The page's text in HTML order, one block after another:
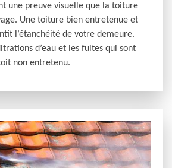
une preuve visuelle que la toiture
Une toiture bien entretenue et
l’étanchéité de votre demeure.
d’eau et les fuites qui sont
non entretenu.